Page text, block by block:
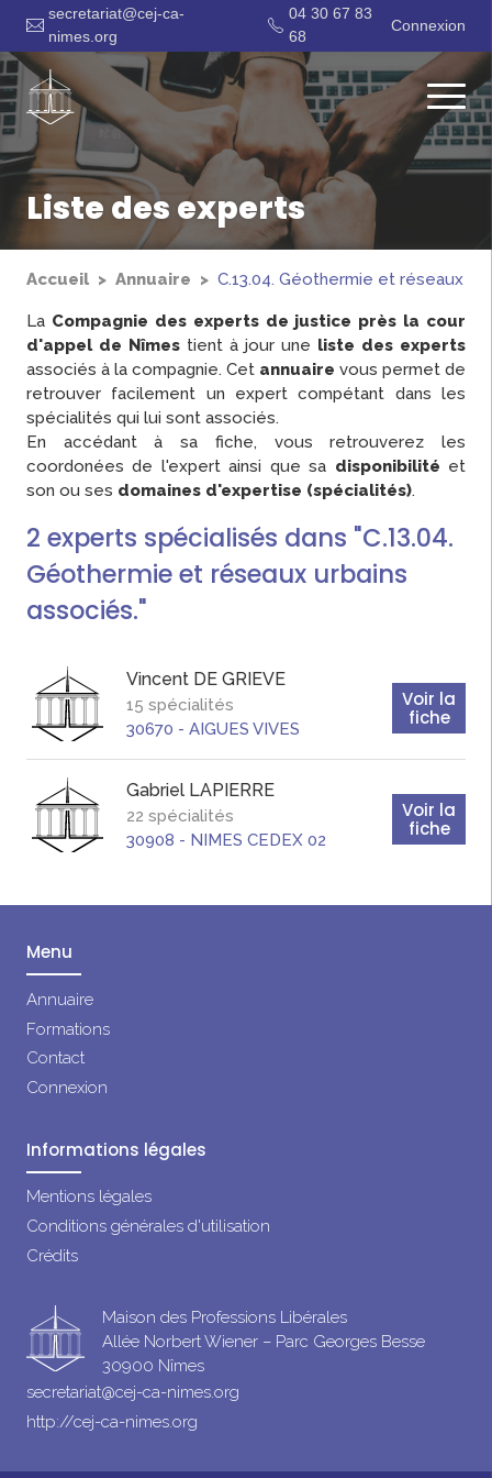
secretariat@cej-ca-
nimes.org
04 30 67 83
68
Connexion
Liste des experts
Accueil Annuaire C.13.04. Géothermie et réseaux
La Compagnie des experts de justice près la cour
d'appel de Nîmes tient à jour une liste des experts
associés à la compagnie. Cet annuaire vous permet de
retrouver facilement un expert compétant dans les
spécialités qui lui sont associés.
En accédant à sa fiche, vous retrouverez les
coordonées de l'expert ainsi que sa disponibilité et
son ou ses domaines d'expertise (spécialités).
2 experts spécialisés dans "C.13.04.
Géothermie et réseaux urbains
associés."
Vincent DE GRIEVE
15 spécialités
30670 - AIGUES VIVES
Voir la
fiche
Gabriel LAPIERRE
22 spécialités
30908 - NIMES CEDEX 02
Voir la
fiche
Menu
Annuaire
Formations
Contact
Connexion
Informations légales
Mentions légales
Conditions générales d'utilisation
Crédits
Maison des Professions Libérales
Allée Norbert Wiener – Parc Georges Besse
30900 Nîmes
secretariat@cej-ca-nimes.org
http://cej-ca-nimes.org